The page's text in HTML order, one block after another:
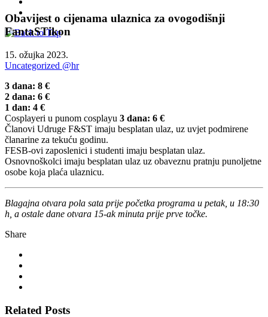
Obavijest o cijenama ulaznica za ovogodišnji
FantaSTikon
15. ožujka 2023.
Uncategorized @hr
3 dana: 8 €
2 dana: 6 €
1 dan: 4 €
Cosplayeri u punom cosplayu 3 dana: 6 €
Članovi Udruge F&ST imaju besplatan ulaz, uz uvjet podmirene
članarine za tekuću godinu.
FESB-ovi zaposlenici i studenti imaju besplatan ulaz.
Osnovnoškolci imaju besplatan ulaz uz obaveznu pratnju punoljetne
osobe koja plaća ulaznicu.
Blagajna otvara pola sata prije početka programa u petak, u 18:30
h, a ostale dane otvara 15-ak minuta prije prve točke.
Share
Related Posts